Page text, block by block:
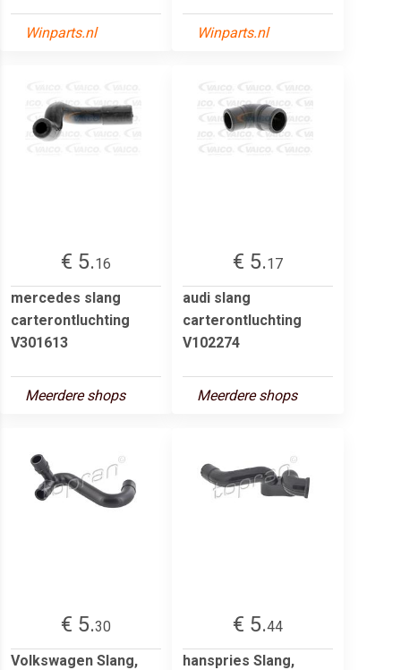
Winparts.nl Winparts.nl
€ 5.16
mercedes slang
carterontluchting
V301613
Meerdere shops
€ 5.17
audi slang
carterontluchting
V102274
Meerdere shops
€ 5.30
Volkswagen Slang,
€ 5.44
hanspries Slang,